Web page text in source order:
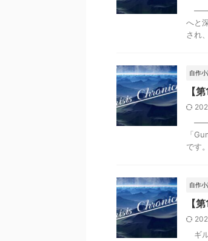
――
へと
され
自作
【
――
「
です
自作
【
ギ